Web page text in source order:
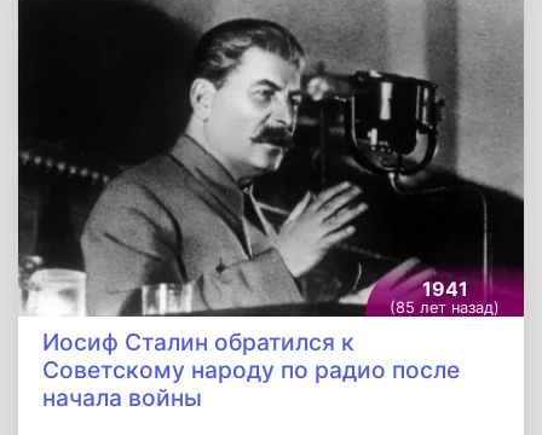
разведчиков и бои местного значения. На
Борисовском направлении передовые части
противника неоднократно пытались
переправиться через р. Березина. Однако
действиями наших войск эти попытки были
всюду пресечены.
1941
(85 лет назад)
Иосиф Сталин обратился к
Советскому народу по радио после
начала войны